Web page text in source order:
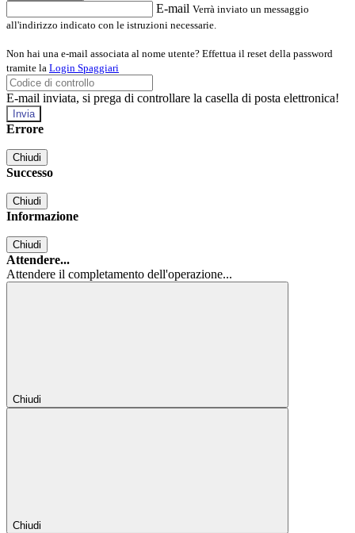
E-mail Verrà inviato un messaggio
all'indirizzo indicato con le istruzioni necessarie.
Non hai una e-mail associata al nome utente? Effettua il reset della password
tramite la Login Spaggiari
E-mail inviata, si prega di controllare la casella di posta elettronica!
Errore
Chiudi
Successo
Chiudi
Informazione
Chiudi
Attendere...
Attendere il completamento dell'operazione...
Chiudi
Chiudi